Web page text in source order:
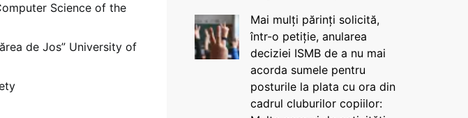
Science of the
de Jos” University of
Mai mulți părinți solicită,
într-o petiție, anularea
deciziei ISMB de a nu mai
acorda sumele pentru
posturile la plata cu ora din
cadrul cluburilor copiilor: